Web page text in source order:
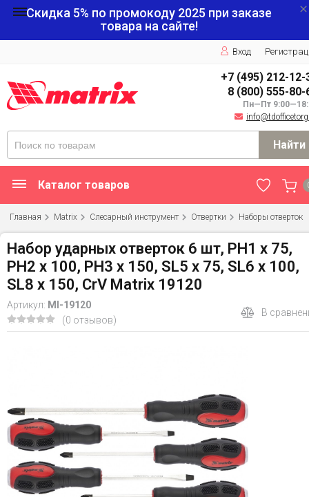
Скидка 5% по промокоду 2025 при заказе
товара на сайте!
Вход
+7 (495) 212-12-
8 (800) 555-80-
Пн—Пт
Найти
Каталог товаров
Главная Matrix Слесарный инструмент Отвертки Наборы отверток
Набор ударных отверток 6 шт, PH1 х 75,
PH2 х 100, PH3 х 150, SL5 х 75, SL6 х 100,
SL8 х 150, CrV Matrix 19120
Артикул: MI-19120
(0 отзывов)
В